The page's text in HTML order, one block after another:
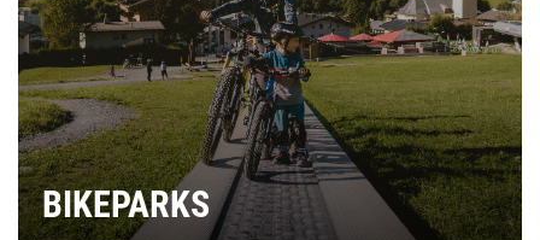
BIKEPARKS